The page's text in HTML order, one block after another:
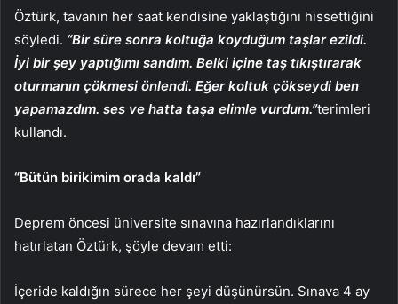
Öztürk, tavanın her saat kendisine yaklaştığını hissettiğini
söyledi. “Bir süre sonra koltuğa koyduğum taşlar ezildi.
İyi bir şey yaptığımı sandım. Belki içine taş tıkıştırarak
oturmanın çökmesi önlendi. Eğer koltuk çökseydi ben
yapamazdım. ses ve hatta taşa elimle vurdum.”terimleri
kullandı.
“Bütün birikimim orada kaldı”
Deprem öncesi üniversite sınavına hazırlandıklarını
hatırlatan Öztürk, şöyle devam etti:
İçeride kaldığın sürece her şeyi düşünürsün. Sınava 4 ay